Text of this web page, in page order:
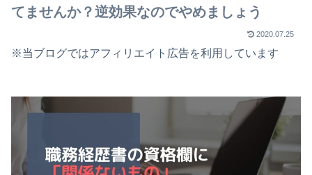
てませんか？逆効果なのでやめましょう
2020.07.25
※当ブログではアフィリエイト広告を利用しています